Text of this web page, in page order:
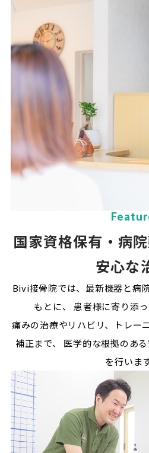
国家資格保有・病
安心な
Bivi接骨院では、最新機器と病
もとに、
患者様に寄り添
痛みの治療やリハビリ、トレー
補正まで、
医学的な根拠のあ
を行います